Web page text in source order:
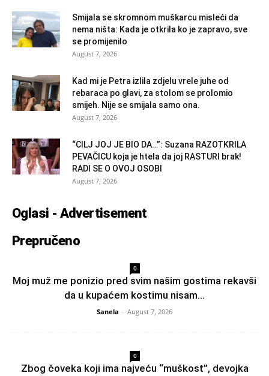
Smijala se skromnom muškarcu misleći da
nema ništa: Kada je otkrila ko je zapravo, sve
se promijenilo
August 7, 2026
Kad mi je Petra izlila zdjelu vrele juhe od
rebaraca po glavi, za stolom se prolomio
smijeh. Nije se smijala samo ona.
August 7, 2026
“CILJ JOJ JE BIO DA…”: Suzana RAZOTKRILA
PEVAČICU koja je htela da joj RASTURI brak!
RADI SE O OVOJ OSOBI
August 7, 2026
Oglasi - Advertisement
Prepručeno
0
Moj muž me ponizio pred svim našim gostima rekavši
da u kupaćem kostimu nisam...
Sanela - August 7, 2026
0
Zbog čoveka koji ima najveću “muškost”, devojka